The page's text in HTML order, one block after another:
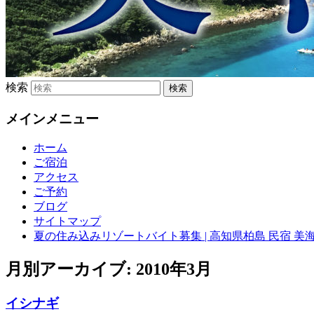
検索
メインメニュー
ホーム
ご宿泊
アクセス
ご予約
ブログ
サイトマップ
夏の住み込みリゾートバイト募集 | 高知県柏島 民宿 美
月別アーカイブ: 2010年3月
イシナギ